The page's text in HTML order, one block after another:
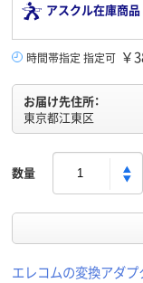
アスクル在庫商品
時間帯指定 指定可 ￥
お届け先住所：
東京都江東区
数量
エレコムの変換アダプ